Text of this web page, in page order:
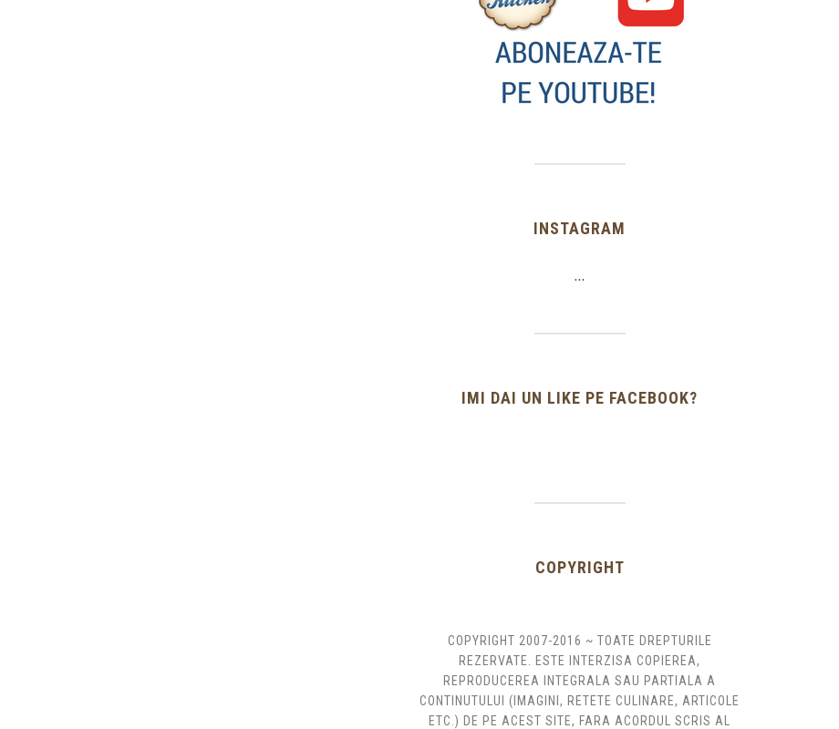
INSTAGRAM
…
IMI DAI UN LIKE PE FACEBOOK?
COPYRIGHT
COPYRIGHT 2007-2016 ~ TOATE DREPTURILE
REZERVATE. ESTE INTERZISA COPIEREA,
REPRODUCEREA INTEGRALA SAU PARTIALA A
CONTINUTULUI (IMAGINI, RETETE CULINARE, ARTICOLE
ETC.) DE PE ACEST SITE, FARA ACORDUL SCRIS AL